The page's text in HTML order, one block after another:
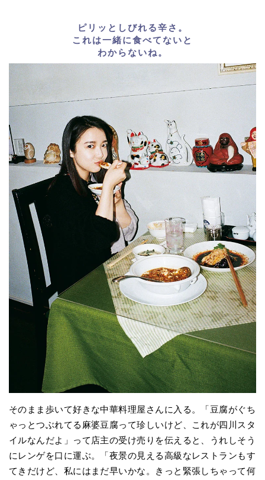
ピリッとしびれる辛さ。
これは一緒に食べてないと
わからないね。
そのまま歩いて好きな中華料理屋さんに入る。「豆腐がぐち
ゃっとつぶれてる麻婆豆腐って珍しいけど、これが四川スタ
イルなんだよ」って店主の受け売りを伝えると、うれしそう
にレンゲを口に運ぶ。「夜景の見える高級なレストランもす
てきだけど、私にはまだ早いかな。きっと緊張しちゃって何